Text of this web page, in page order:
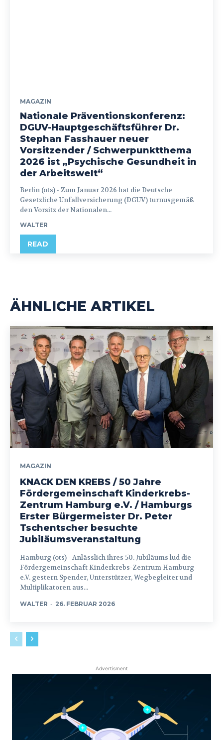
MAGAZIN
Nationale Präventionskonferenz:
DGUV-Hauptgeschäftsführer Dr.
Stephan Fasshauer neuer
Vorsitzender / Schwerpunktthema
2026 ist „Psychische Gesundheit in
der Arbeitswelt“
Berlin (ots) - Zum Januar 2026 hat die Deutsche
Gesetzliche Unfallversicherung (DGUV) turnusgemäß
den Vorsitz der Nationalen...
WALTER
READ
ÄHNLICHE ARTIKEL
MAGAZIN
KNACK DEN KREBS / 50 Jahre
Fördergemeinschaft Kinderkrebs-
Zentrum Hamburg e.V. / Hamburgs
Erster Bürgermeister Dr. Peter
Tschentscher besuchte
Jubiläumsveranstaltung
Hamburg (ots) - Anlässlich ihres 50. Jubiläums lud die
Fördergemeinschaft Kinderkrebs-Zentrum Hamburg
e.V. gestern Spender, Unterstützer, Wegbegleiter und
Multiplikatoren aus...
WALTER - 26. FEBRUAR 2026
Advertisment